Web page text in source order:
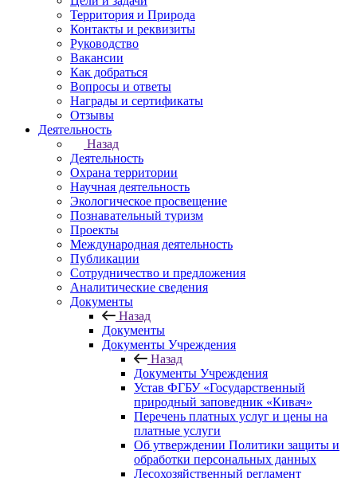
Территория и Природа
Контакты и реквизиты
Руководство
Вакансии
Как добраться
Вопросы и ответы
Награды и сертификаты
Отзывы
Деятельность
Назад
Деятельность
Охрана территории
Научная деятельность
Экологическое просвещение
Познавательный туризм
Проекты
Международная деятельность
Публикации
Сотрудничество и предложения
Аналитические сведения
Документы
Назад
Документы
Документы Учреждения
Назад
Документы Учреждения
Устав ФГБУ «Государственный
природный заповедник «Кивач»
Перечень платных услуг и цены на
платные услуги
Об утверждении Политики защиты и
обработки персональных данных
Лесохозяйственный регламент